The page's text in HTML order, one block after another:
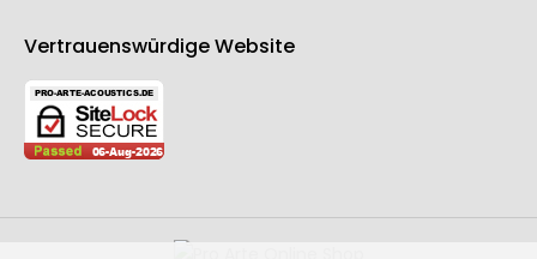
Vertrauenswürdige Website